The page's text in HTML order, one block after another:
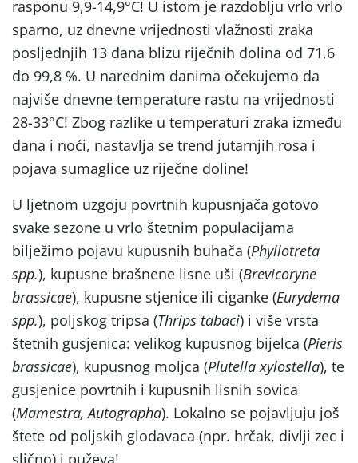
rasponu 9,9-14,9°C! U istom je razdoblju vrlo vrlo
sparno, uz dnevne vrijednosti vlažnosti zraka
posljednjih 13 dana blizu riječnih dolina od 71,6
do 99,8 %. U narednim danima očekujemo da
najviše dnevne temperature rastu na vrijednosti
28-33°C! Zbog razlike u temperaturi zraka između
dana i noći, nastavlja se trend jutarnjih rosa i
pojava sumaglice uz riječne doline!
U ljetnom uzgoju povrtnih kupusnjača gotovo
svake sezone u vrlo štetnim populacijama
bilježimo pojavu kupusnih buhača (Phyllotreta
spp.), kupusne brašnene lisne uši (Brevicoryne
brassicae), kupusne stjenice ili ciganke (Eurydema
spp.), poljskog tripsa (Thrips tabaci) i više vrsta
štetnih gusjenica: velikog kupusnog bijelca (Pieris
brassicae), kupusnog moljca (Plutella xylostella), te
gusjenice povrtnih i kupusnih lisnih sovica
(Mamestra, Autographa). Lokalno se pojavljuju još
štete od poljskih glodavaca (npr. hrčak, divlji zec i
slično) i puževa!